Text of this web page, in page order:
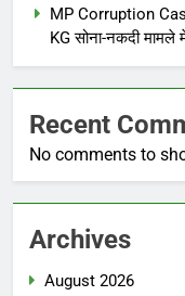
MP Corruption
KG सोना-नकदी मामले
Recent
No comments to
Archives
August 2026